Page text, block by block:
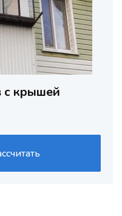
с крышей